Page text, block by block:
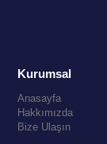
Kurumsal
Anasayfa
Hakkımızda
Bize Ulaşın